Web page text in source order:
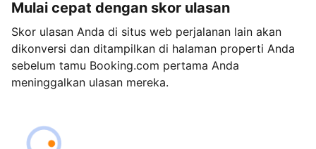
Mulai cepat dengan skor ulasan
Skor ulasan Anda di situs web perjalanan lain akan
dikonversi dan ditampilkan di halaman properti Anda
sebelum tamu Booking.com pertama Anda
meninggalkan ulasan mereka.